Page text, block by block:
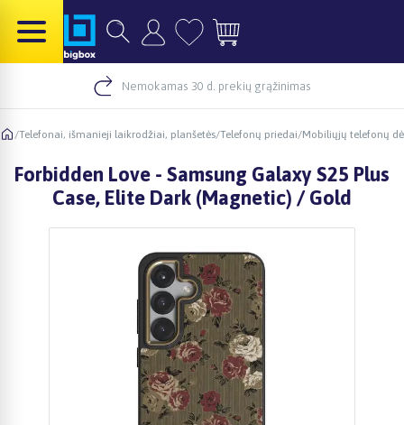
Nemokamas 30 d. prekių grąžinimas
/Telefonai, išmanieji laikrodžiai, planšetės/Telefonų priedai/Mobiliųjų telefonų
Forbidden Love - Samsung Galaxy S25 Plus
Case, Elite Dark (Magnetic) / Gold